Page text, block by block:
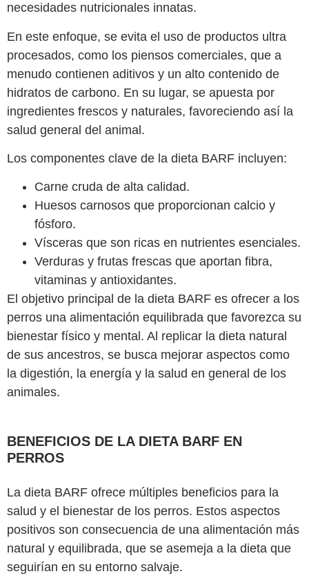
necesidades nutricionales innatas.
En este enfoque, se evita el uso de productos ultra
procesados, como los piensos comerciales, que a
menudo contienen aditivos y un alto contenido de
hidratos de carbono. En su lugar, se apuesta por
ingredientes frescos y naturales, favoreciendo así la
salud general del animal.
Los componentes clave de la dieta BARF incluyen:
Carne cruda de alta calidad.
Huesos carnosos que proporcionan calcio y
fósforo.
Vísceras que son ricas en nutrientes esenciales.
Verduras y frutas frescas que aportan fibra,
vitaminas y antioxidantes.
El objetivo principal de la dieta BARF es ofrecer a los
perros una alimentación equilibrada que favorezca su
bienestar físico y mental. Al replicar la dieta natural
de sus ancestros, se busca mejorar aspectos como
la digestión, la energía y la salud en general de los
animales.
BENEFICIOS DE LA DIETA BARF EN
PERROS
La dieta BARF ofrece múltiples beneficios para la
salud y el bienestar de los perros. Estos aspectos
positivos son consecuencia de una alimentación más
natural y equilibrada, que se asemeja a la dieta que
seguirían en su entorno salvaje.